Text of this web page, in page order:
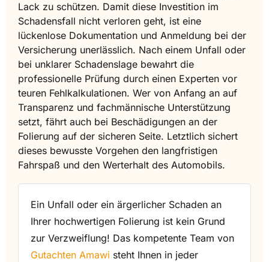
Lack zu schützen. Damit diese Investition im
Schadensfall nicht verloren geht, ist eine
lückenlose Dokumentation und Anmeldung bei der
Versicherung unerlässlich. Nach einem Unfall oder
bei unklarer Schadenslage bewahrt die
professionelle Prüfung durch einen Experten vor
teuren Fehlkalkulationen. Wer von Anfang an auf
Transparenz und fachmännische Unterstützung
setzt, fährt auch bei Beschädigungen an der
Folierung auf der sicheren Seite. Letztlich sichert
dieses bewusste Vorgehen den langfristigen
Fahrspaß und den Werterhalt des Automobils.
Ein Unfall oder ein ärgerlicher Schaden an
Ihrer hochwertigen Folierung ist kein Grund
zur Verzweiflung! Das kompetente Team von
Gutachten Amawi steht Ihnen in jeder